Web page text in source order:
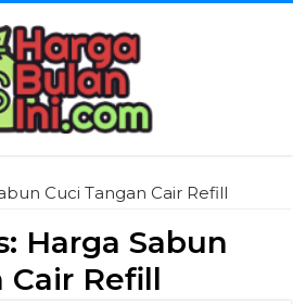
Cuci Tangan Cair Refill
Harga Sabun
Cair Refill